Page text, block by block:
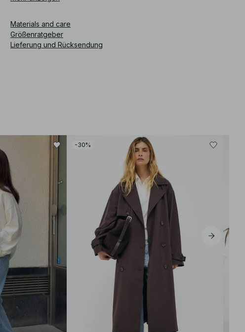
Artikelnummer
Materials and care
Größenratgeber
Lieferung und Rücksendung
-30%